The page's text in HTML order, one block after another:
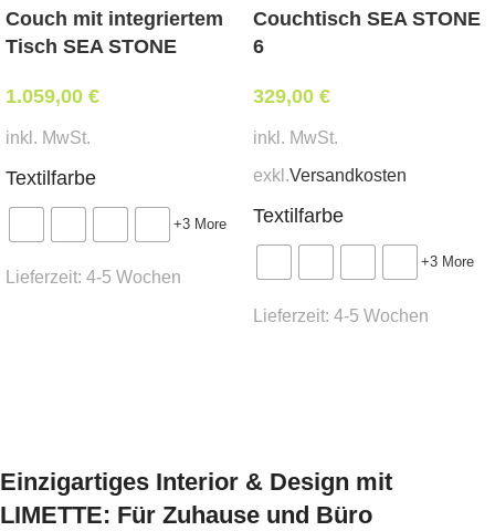
Breite 48 cm, Tiefe 53 cm, Sitzhöhe 46 cm,
Gesamthöhe 91 cm
Mindestbestellmenge:
10 Stk.
Stoffbedarf:
(für Weißpolsterung / beigestellten
Bezug)
0,7 lfm
Couch mit integriertem
Tisch SEA STONE
1.059,00 €
inkl. MwSt.
Textilfarbe
+3 More
Lieferzeit: 4-5 Wochen
Couchtisch SEA STONE
6
329,00 €
inkl. MwSt.
exkl.Versandkosten
Textilfarbe
+3 More
Lieferzeit: 4-5 Wochen
Einzigartiges Interior & Design mit
LIMETTE: Für Zuhause und Büro